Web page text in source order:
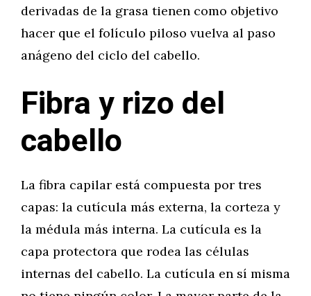
derivadas de la grasa tienen como objetivo
hacer que el folículo piloso vuelva al paso
anágeno del ciclo del cabello.
Fibra y rizo del
cabello
La fibra capilar está compuesta por tres
capas: la cutícula más externa, la corteza y
la médula más interna. La cutícula es la
capa protectora que rodea las células
internas del cabello. La cutícula en sí misma